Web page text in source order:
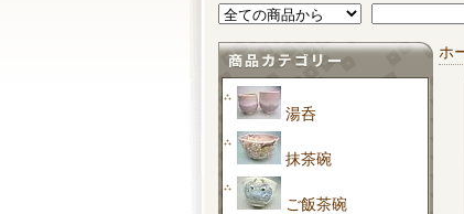
湯呑
抹茶碗
ご飯茶碗
ホ